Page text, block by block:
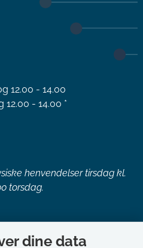
12.00 - 14.00
12.00 - 14.00 *
henvendelser tirsdag kl.
torsdag.
dine data